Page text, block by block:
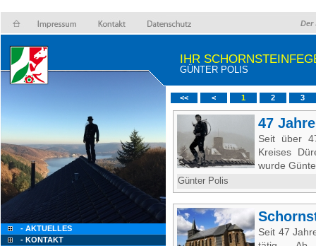
Der
- AKTUELLES
- KONTAKT
IHR
GÜNTER POLIS
<< < 1 2 3
47
Seit über
Kreises
wurde
Günter Polis
Seit 47